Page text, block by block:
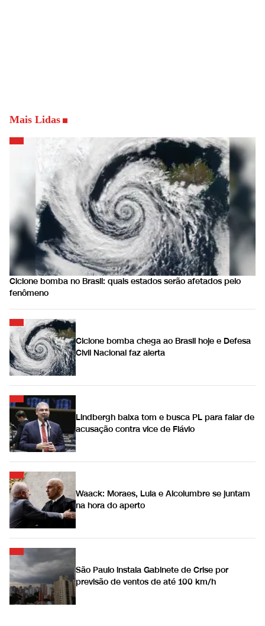
Mais Lidas
Ciclone bomba no Brasil: quais estados serão afetados pelo
fenômeno
Ciclone bomba chega ao Brasil hoje e Defesa
Civil Nacional faz alerta
Lindbergh baixa tom e busca PL para falar de
acusação contra vice de Flávio
Waack: Moraes, Lula e Alcolumbre se juntam
na hora do aperto
São Paulo instala Gabinete de Crise por
previsão de ventos de até 100 km/h